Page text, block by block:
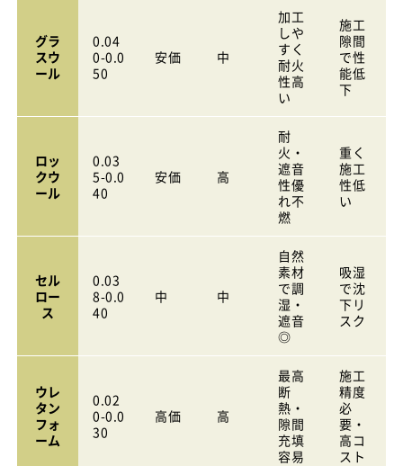
グラ
スウ
ール
0.04
0-0.0
50
安価 中
加工
しや
すく
耐火
性高
い
施工
隙間
で性
能低
下
ロッ
クウ
ール
0.03
5-0.0
40
安価 高
耐
火・
遮音
性優
れ不
燃
重く
施工
性低
い
セル
ロー
ス
0.03
8-0.0
40
中 中
自然
素材
で調
湿・
遮音
◎
吸湿
で沈
下リ
スク
ウレ
タン
フォ
ーム
0.02
0-0.0
30
高価 高
最高
断
熱・
隙間
充填
容易
施工
精度
必
要・
高コ
スト